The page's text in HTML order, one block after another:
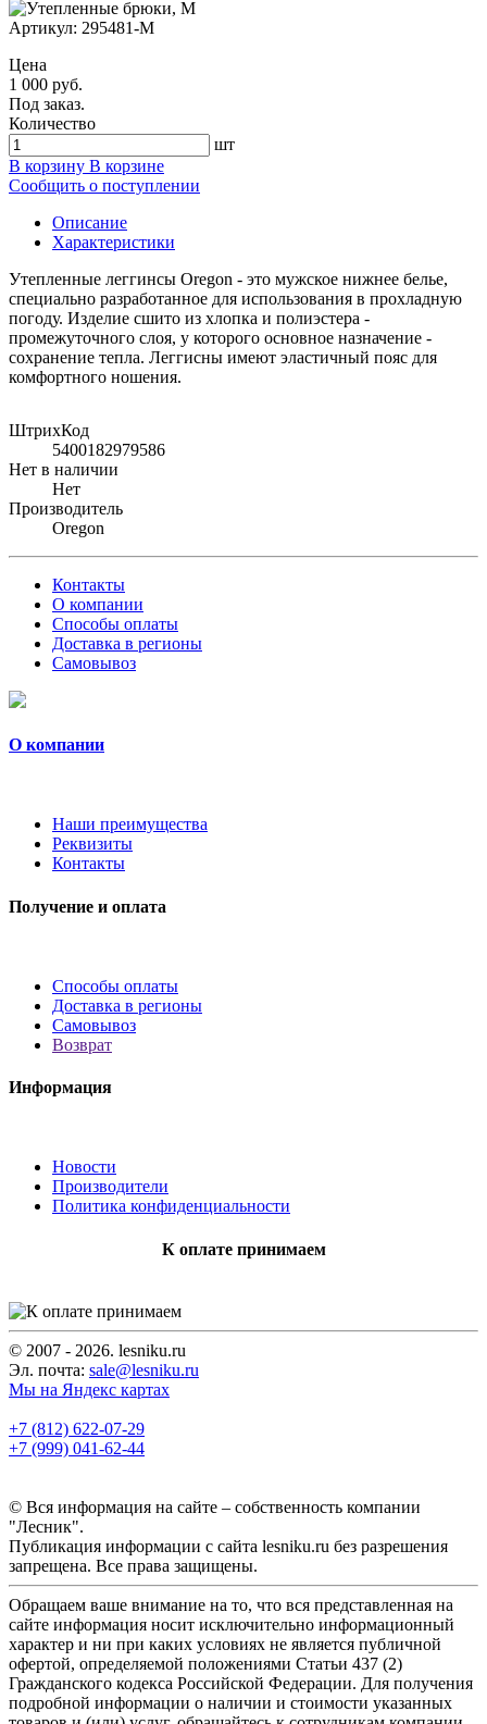
Артикул: 295481-M
Цена
1 000 руб.
Под заказ.
Количество
шт
В корзину В корзине
Сообщить о поступлении
Описание
Характеристики
Утепленные леггинсы Oregon - это мужское нижнее белье,
специально разработанное для использования в прохладную
погоду. Изделие сшито из хлопка и полиэстера -
промежуточного слоя, у которого основное назначение -
сохранение тепла. Леггисны имеют эластичный пояс для
комфортного ношения.
ШтрихКод
5400182979586
Нет в наличии
Нет
Производитель
Oregon
Контакты
О компании
Способы оплаты
Доставка в регионы
Самовывоз
О компании
Наши преимущества
Реквизиты
Контакты
Получение и оплата
Способы оплаты
Доставка в регионы
Самовывоз
Возврат
Информация
Новости
Производители
Политика конфиденциальности
К оплате принимаем
© 2007 - 2026. lesniku.ru
Эл. почта: sale@lesniku.ru
Мы на Яндекс картах
+7 (812) 622-07-29
+7 (999) 041-62-44
© Вся информация на сайте – собственность компании
"Лесник".
Публикация информации с сайта lesniku.ru без разрешения
запрещена. Все права защищены.
Обращаем ваше внимание на то, что вся представленная на
сайте информация носит исключительно информационный
характер и ни при каких условиях не является публичной
офертой, определяемой положениями Статьи 437 (2)
Гражданского кодекса Российской Федерации. Для получения
подробной информации о наличии и стоимости указанных